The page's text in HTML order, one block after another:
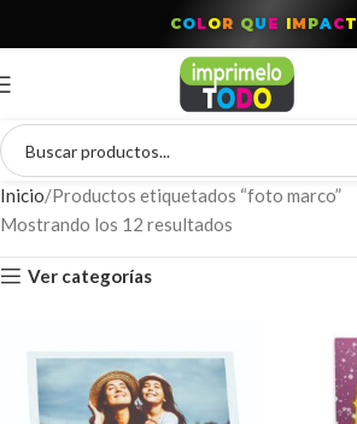
COLOR QU E IM PACT
Inicio Productos etiquetados “foto marco”
Mostrando los 12 resultados
Ver categorías